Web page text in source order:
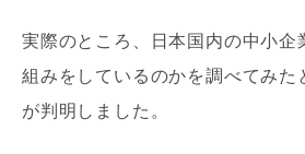
実際のところ、日本国内の中小企
組みをしているのかを調べてみた
が判明しました。